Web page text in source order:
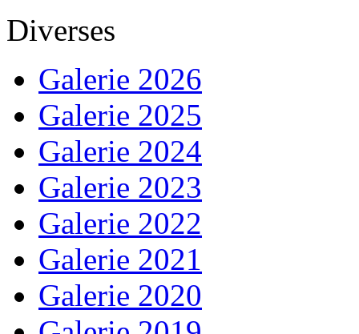
Diverses
Galerie 2026
Galerie 2025
Galerie 2024
Galerie 2023
Galerie 2022
Galerie 2021
Galerie 2020